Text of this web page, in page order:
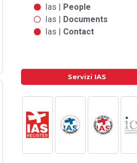
Ias | People
Ias | Documents
Ias | Contact
Servizi IAS